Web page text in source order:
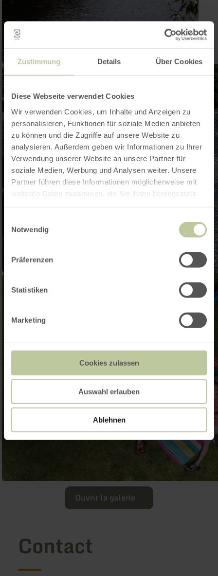
Zustimmung Details Über Cookies
Diese Webseite verwendet Cookies
Wir verwenden Cookies, um Inhalte und Anzeigen zu
personalisieren, Funktionen für soziale Medien anbieten
zu können und die Zugriffe auf unsere Website zu
analysieren. Außerdem geben wir Informationen zu Ihrer
Verwendung unserer Website an unsere Partner für
soziale Medien, Werbung und Analysen weiter. Unsere
Partner führen diese Informationen möglicherweise mit
weiteren Daten zusammen, die Sie ihnen bereitgestellt
Notwendig
Präferenzen
Statistiken
Marketing
Cookies zulassen
Auswahl erlauben
Ablehnen
Ouvrir la galerie
Contact